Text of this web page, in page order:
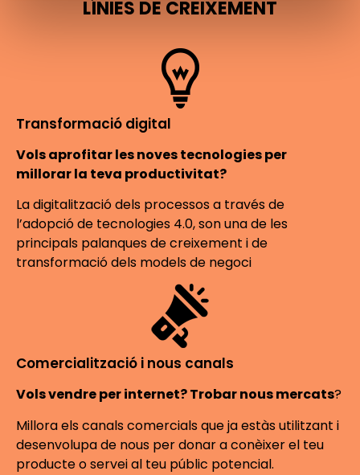
LÍNIES DE CREIXEMENT
Transformació digital
Vols aprofitar les noves tecnologies per
millorar la teva productivitat?
La digitalització dels processos a través de
l’adopció de tecnologies 4.0, son una de les
principals palanques de creixement i de
transformació dels models de negoci
Comercialització i nous canals
Vols vendre per internet? Trobar nous mercats?
Millora els canals comercials que ja estàs utilitzant i
desenvolupa de nous per donar a conèixer el teu
producte o servei al teu públic potencial.